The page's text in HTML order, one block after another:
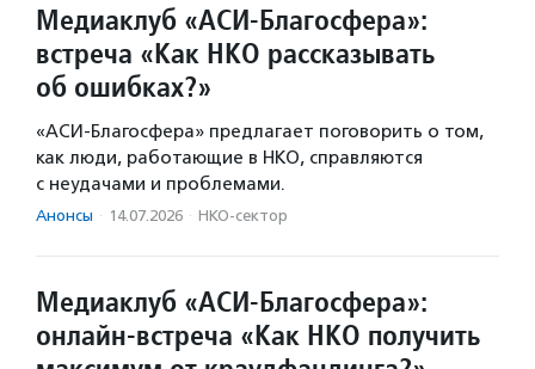
Медиаклуб «АСИ-Благосфера»:
встреча «Как НКО рассказывать
об ошибках?»
«АСИ-Благосфера» предлагает поговорить о том,
как люди, работающие в НКО, справляются
с неудачами и проблемами.
Анонсы · 14.07.2026 · НКО-сектор
Медиаклуб «АСИ-Благосфера»:
онлайн-встреча «Как НКО получить